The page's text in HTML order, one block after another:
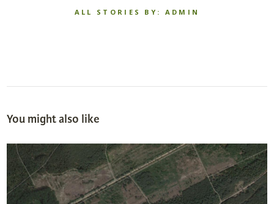
ALL STORIES BY: ADMIN
You might also like